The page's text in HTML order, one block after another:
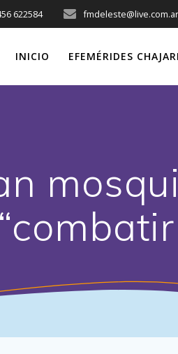
622584 fmdeleste@live.com.ar
INICIO EFEMÉRIDES